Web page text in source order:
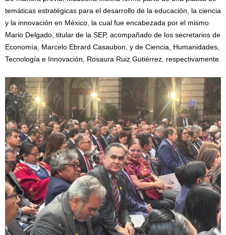
temáticas estratégicas para el desarrollo de la educación, la ciencia
y la innovación en México, la cual fue encabezada por el mismo
Mario Delgado, titular de la SEP, acompañado de los secretarios de
Economía, Marcelo Ebrard Casaubon, y de Ciencia, Humanidades,
Tecnología e Innovación, Rosaura Ruiz Gutiérrez, respectivamente.